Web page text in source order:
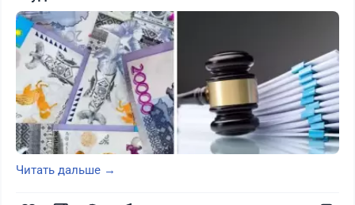
Читать дальше →